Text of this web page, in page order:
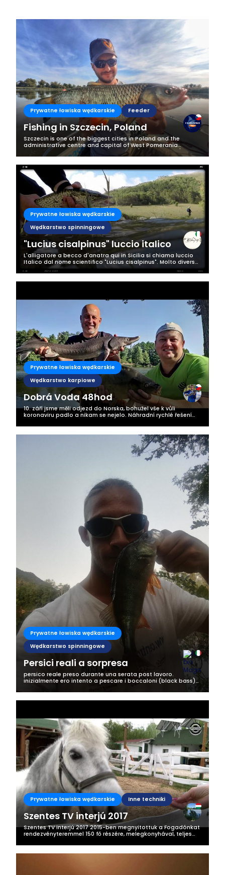
Prywatne łowiska wędkarskie Feeder
Fishing in Szczecin, Poland
Szczecin is one of the biggest cities in Poland and the
administrative centre and capital of West Pomerania
province. It is located on the Oder river (Odra in Polish) which
is the second longest...
Prywatne łowiska wędkarskie
Wędkarstwo spinningowe
"Lucius cisalpinus" luccio italico
L'alligatore a becco d'anatra qui in Sicilia si chiama luccio
Italico dal nome scientifico "Lucius cisalpinus". Molto diverso
dal vicino parente northern pike "exsos lucius". Vive
serenamente in...
Prywatne łowiska wędkarskie
Wędkarstwo karpiowe
Dobrá Voda 48hod
10. září jsme měli odjezd do Norska, bohužel vše k vůli
koronaviru padlo a nikam se nejelo. Náhradní rychlé řešení
se povedlo a vydařilo...
Prywatne łowiska wędkarskie
Wędkarstwo spinningowe
Persici reali a sorpresa
persico reale preso durante una serata post lavoro.
inizialmente ero intento a pescare i boccaloni (black bass)
mai viste dal vivo...
Prywatne łowiska wędkarskie Inne techniki
Szentes TV interjú 2017
Szentes TV interjú 2017 2015-ben megnyitottuk a Fogadónkat
rendezvényteremmel 150 fő részére, melegkonyhával, teljes
egyszerre több...